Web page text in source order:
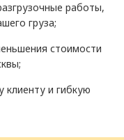
работы,
груза;
стоимости
и гибкую